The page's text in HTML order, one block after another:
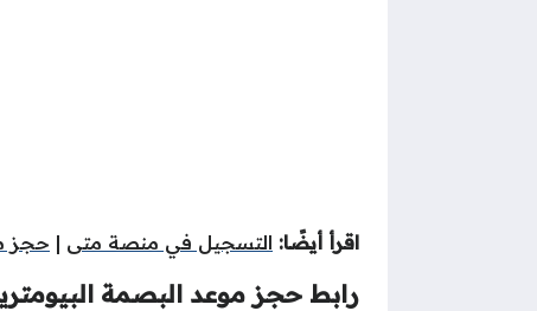
اقرأ أيضًا: التسجيل في منصة متى | حجز
رابط حجز موعد البصمة